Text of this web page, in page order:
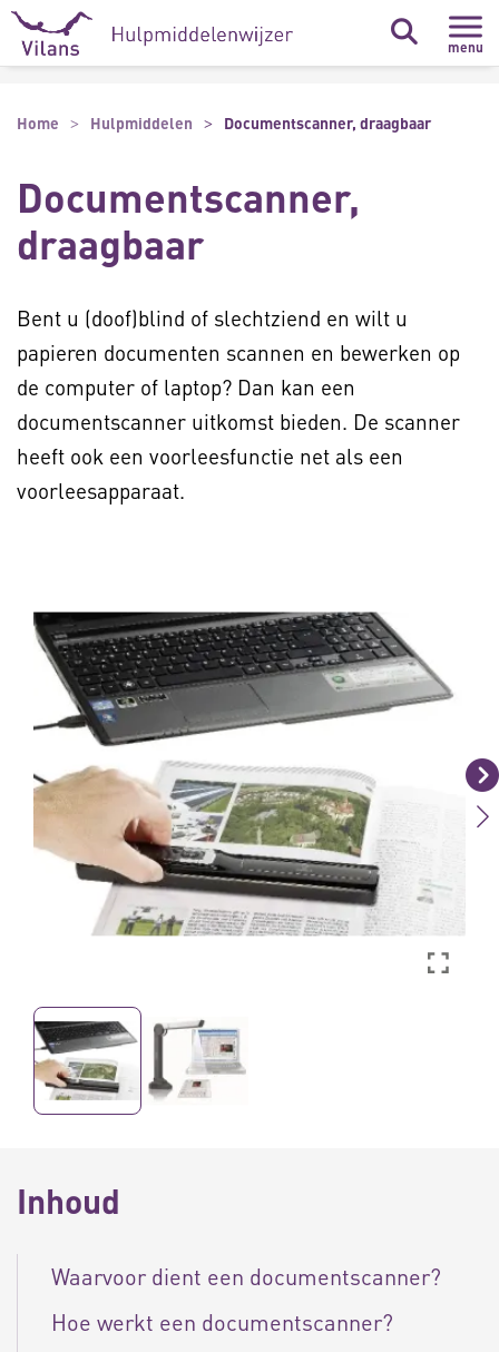
Naar hoofdinhoud
Naar footer
menu
Home Hulpmiddelen Documentscanner, draagbaar
Documentscanner,
draagbaar
Bent u (doof)blind of slechtziend en wilt u
papieren documenten scannen en bewerken op
de computer of laptop? Dan kan een
documentscanner uitkomst bieden. De scanner
heeft ook een voorleesfunctie net als een
voorleesapparaat.
Inhoud
Waarvoor dient een documentscanner?
Hoe werkt een documentscanner?